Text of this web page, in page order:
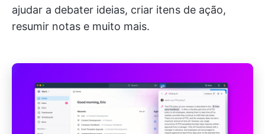
ajudar a debater ideias, criar itens de ação,
resumir notas e muito mais.